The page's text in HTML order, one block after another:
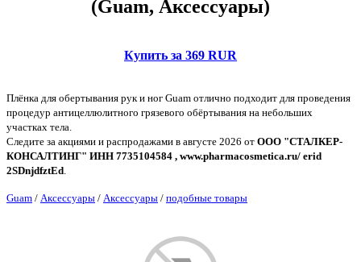
(Guam, Аксессуары)
Купить за 369 RUR
Плёнка для обертывания рук и ног Guam отлично подходит для проведения
процедур антицеллюлитного грязевого обёртывания на небольших
участках тела.
Следите за акциями и распродажами в августе 2026 от ООО "СТАЛКЕР-
КОНСАЛТИНГ" ИНН 7735104584 , www.pharmacosmetica.ru/ erid
2SDnjdfztEd
Guam / Аксессуары / Аксессуары / подобные товары